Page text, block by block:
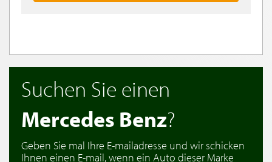
Suchen Sie einen
Mercedes Benz?
Geben Sie mal Ihre E-mailadresse und wir schicken
Ihnen einen E-mail, wenn ein Auto dieser Marke